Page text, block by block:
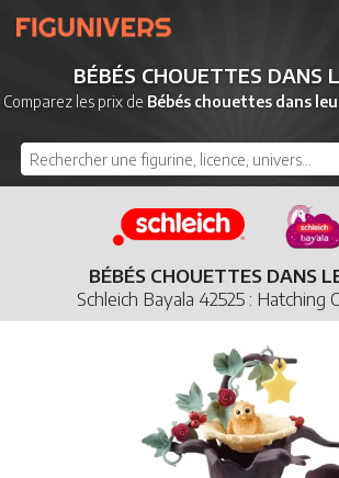
UNIVERS
LICENCES
NOUVEAUTÉS
DERNIERS AJOUTS
BÉBÉS CHOUETTES DANS
Comparez les prix de Bébés chouettes dans
BÉBÉS CHOUETTES DANS
Schleich Bayala 42525 : Hatching